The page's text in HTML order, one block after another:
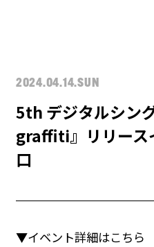
2024.04.14.SUN
5th デジタルシン
graffiti』リリース
口
▼イベント詳細はこちら